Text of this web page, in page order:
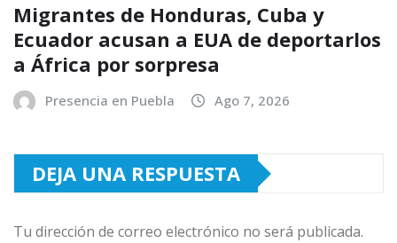
Migrantes de Honduras, Cuba y
Ecuador acusan a EUA de deportarlos
a África por sorpresa
Presencia en Puebla Ago 7, 2026
DEJA UNA RESPUESTA
Tu dirección de correo electrónico no será publicada.